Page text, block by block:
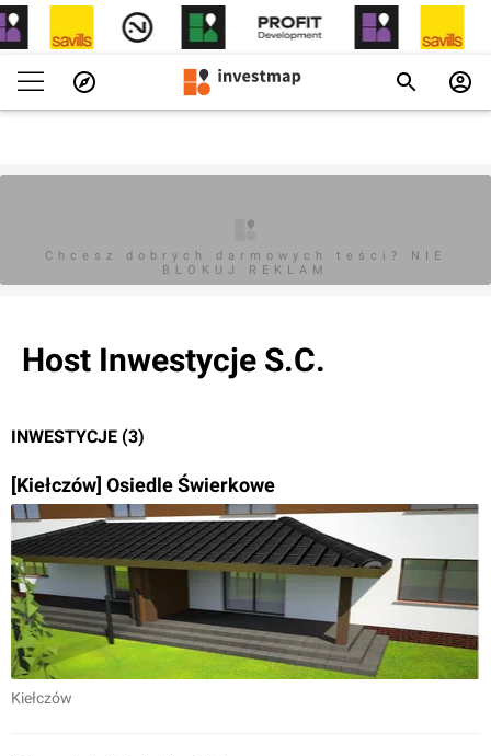
Chcesz dobrych darmowych teści? NIE
BLOKUJ REKLAM
Host Inwestycje S.C.
INWESTYCJE (3)
[Kiełczów] Osiedle Świerkowe
Kiełczów